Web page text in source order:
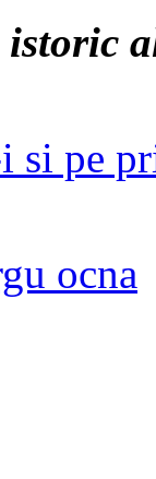
istoric
si pe
ocna